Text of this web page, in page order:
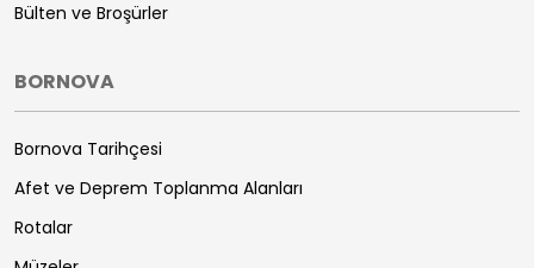
Bülten ve Broşürler
BORNOVA
Bornova Tarihçesi
Afet ve Deprem Toplanma Alanları
Rotalar